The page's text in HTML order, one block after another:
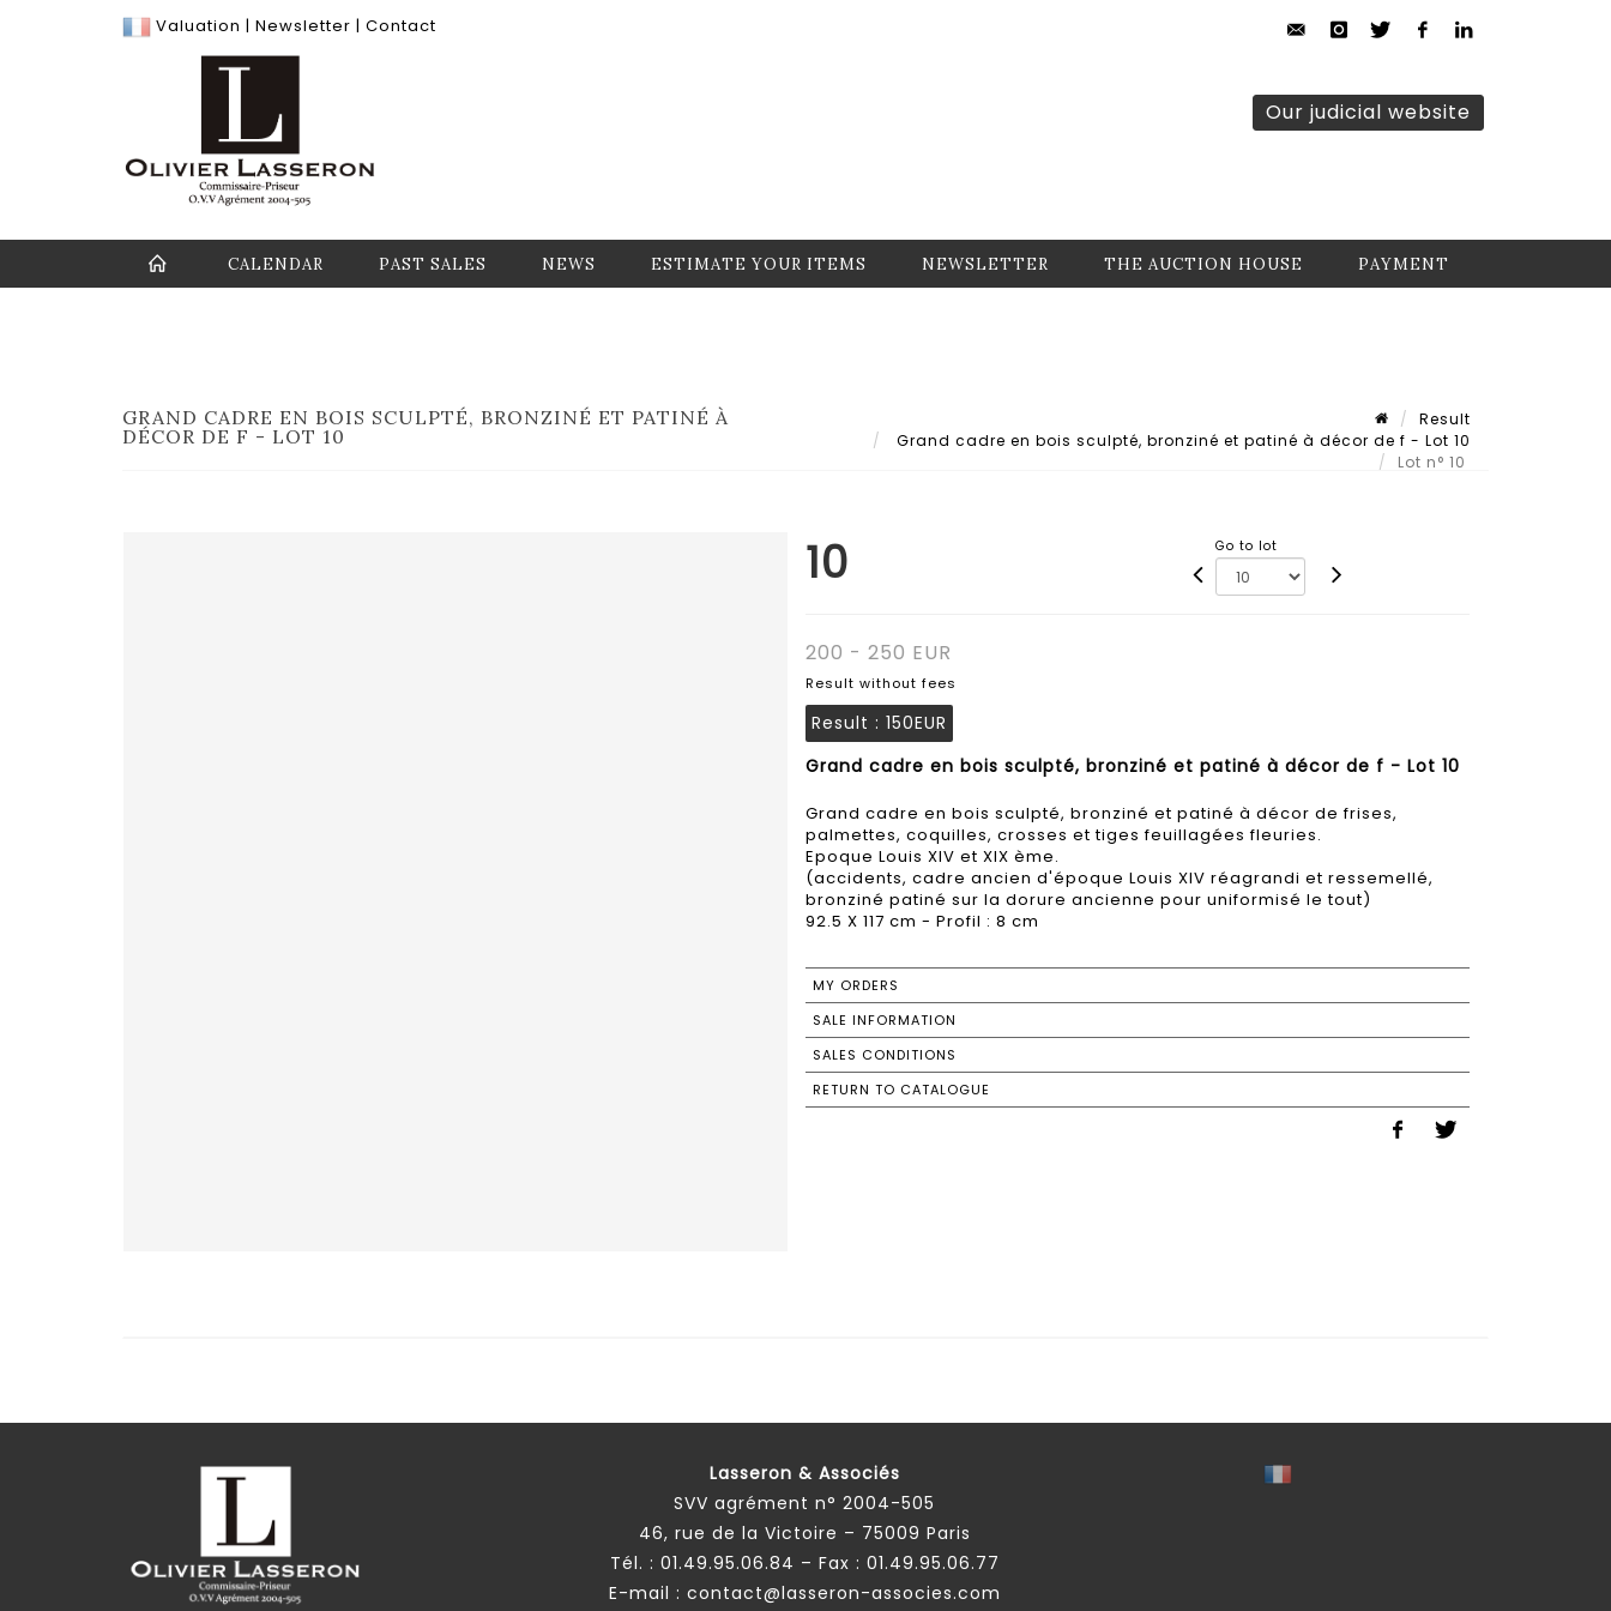
Valuation | Newsletter | Contact
Our judicial website
CALENDAR PAST SALES NEWS ESTIMATE YOUR ITEMS NEWSLETTER THE AUCTION HOUSE PAYMENT
GRAND CADRE EN BOIS SCULPTÉ, BRONZINÉ ET PATINÉ À
DÉCOR DE F - LOT 10
Result
Grand cadre en bois sculpté, bronziné et patiné à décor de f - Lot 10
Lot n° 10
10 Go to lot
200 - 250 EUR
Result without fees
Result : 150EUR
Grand cadre en bois sculpté, bronziné et patiné à décor de f - Lot 10
Grand cadre en bois sculpté, bronziné et patiné à décor de frises,
palmettes, coquilles, crosses et tiges feuillagées fleuries.
Epoque Louis XIV et XIX ème.
(accidents, cadre ancien d'époque Louis XIV réagrandi et ressemellé,
bronziné patiné sur la dorure ancienne pour uniformisé le tout)
92.5 X 117 cm - Profil : 8 cm
MY ORDERS
SALE INFORMATION
SALES CONDITIONS
RETURN TO CATALOGUE
Lasseron & Associés
SVV agrément n° 2004-505
46, rue de la Victoire – 75009 Paris
Tél. : 01.49.95.06.84 – Fax : 01.49.95.06.77
E-mail : contact@lasseron-associes.com